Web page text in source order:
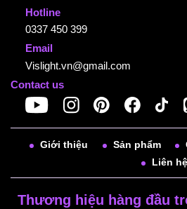
Hotline
0337 450 399
Email
Vislight.vn@gmail.com
Contact us
Giới thiệu Sản phẩm
Liên hệ
Thương hiệu hàng đầu